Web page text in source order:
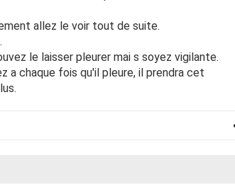
allez le voir tout de suite.
le laisser pleurer mai s soyez vigilante.
a chaque fois qu'il pleure, il prendra cet